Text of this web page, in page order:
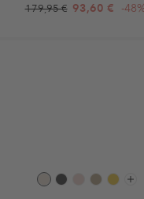
179,95 € 93,60 € -